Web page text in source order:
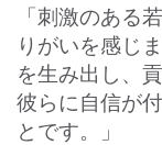
「刺激のある
りがいを感じ
を生み出し、
彼らに自信が
とです。」